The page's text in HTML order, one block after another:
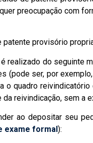
preocupação com
provisório
realizado do seguinte
(pode ser, por
o quadro
reivindicação, sem a
ao depositar seu
exame formal):